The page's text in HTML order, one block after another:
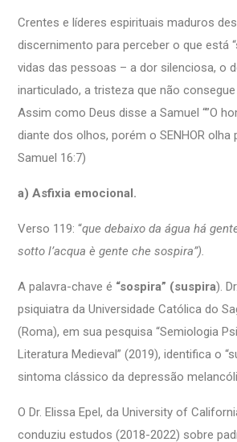
Crentes e líderes espirituais maduros
discernimento para perceber o que está
vidas das pessoas – a dor silenciosa, o
inarticulado, a tristeza que não
Assim como Deus disse a Samuel “”O
diante dos olhos, porém o SENHOR olha
Samuel 16:7)
a) Asfixia emocional.
Verso 119: “que debaixo da água há
sotto l’acqua è gente che sospira”).
A palavra-chave é “sospira” (suspira).
psiquiatra da Universidade Católica do
(Roma), em sua pesquisa “Semiologia
Literatura Medieval” (2019), identifica o
sintoma clássico da depressão
O Dr. Elissa Epel, da University of
conduziu estudos (2018-2022) sobre